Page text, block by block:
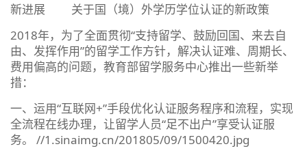
新进展 关于国（境）外学历学位认证的新政策
2018年，为了全面贯彻“支持留学、鼓励回国、来去自
由、发挥作用”的留学工作方针，解决认证难、周期长、
费用偏高的问题，教育部留学服务中心推出一些新举
措：
一、运用“互联网+”手段优化认证服务程序和流程，实现
全流程在线办理，让留学人员“足不出户”享受认证服
务。 //1.sinaimg.cn/201805/09/1500420.jpg